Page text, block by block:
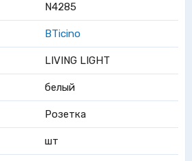
N4285
BTicino
LIVING LIGHT
белый
Розетка
шт